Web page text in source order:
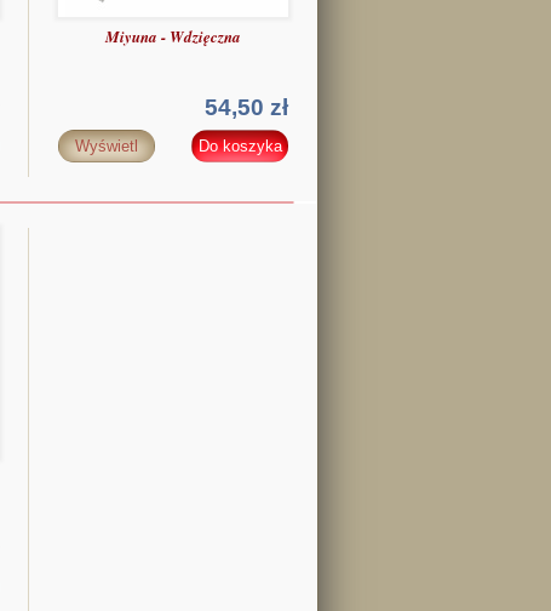
Miyuna - Wdzięczna
54,50 zł
Wyświetl Do koszyka